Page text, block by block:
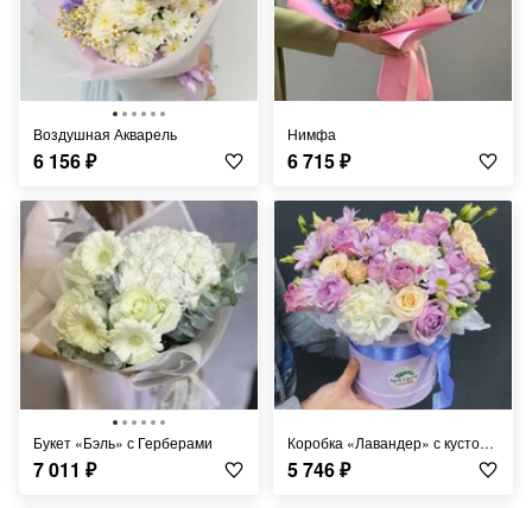
Воздушная Акварель
6 156₽
Нимфа
6 715₽
Букет «Бэль» с Герберами
7 011 ₽
Коробка «Лавандер» с кустовой розой
5 746₽